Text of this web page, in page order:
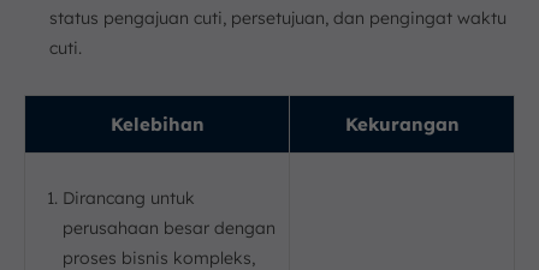
status pengajuan cuti, persetujuan, dan pengingat waktu
cuti.
Kelebihan Kekurangan
Dirancang untuk
perusahaan besar dengan
proses bisnis kompleks,